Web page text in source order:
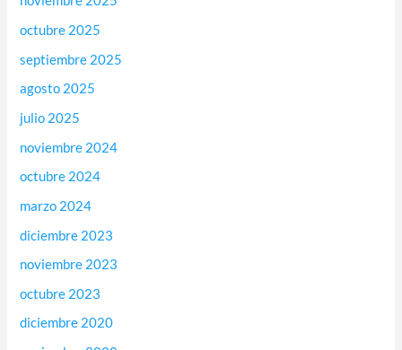
octubre 2025
septiembre 2025
agosto 2025
julio 2025
noviembre 2024
octubre 2024
marzo 2024
diciembre 2023
noviembre 2023
octubre 2023
diciembre 2020